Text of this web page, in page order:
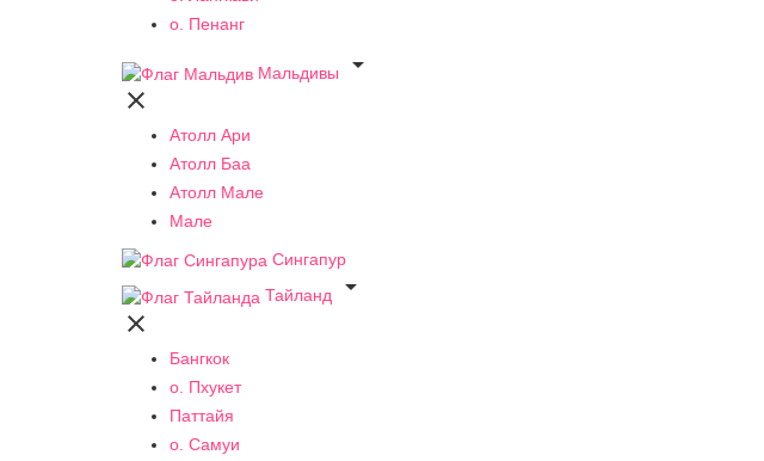
о. Пенанг
Мальдивы


Атолл Ари
Атолл Баа
Атолл Мале
Мале
Сингапур
Тайланд


Бангкок
о. Пхукет
Паттайя
о. Самуи